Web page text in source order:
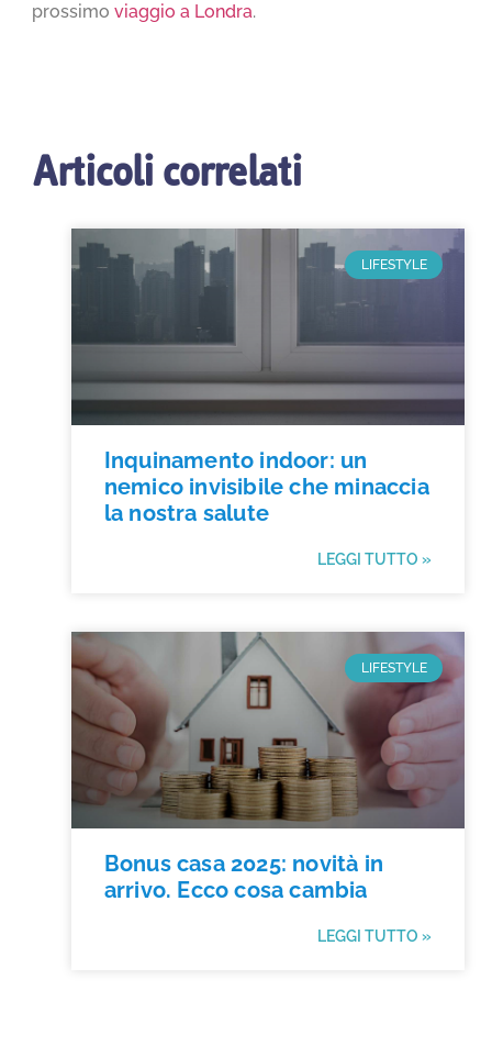
prossimoviaggio a Londra.
Articoli correlati
LIFESTYLE
Inquinamento indoor: un
nemico invisibile che minaccia
la nostra salute
LEGGI TUTTO »
LIFESTYLE
Bonus casa 2025: novità in
arrivo. Ecco cosa cambia
LEGGI TUTTO »